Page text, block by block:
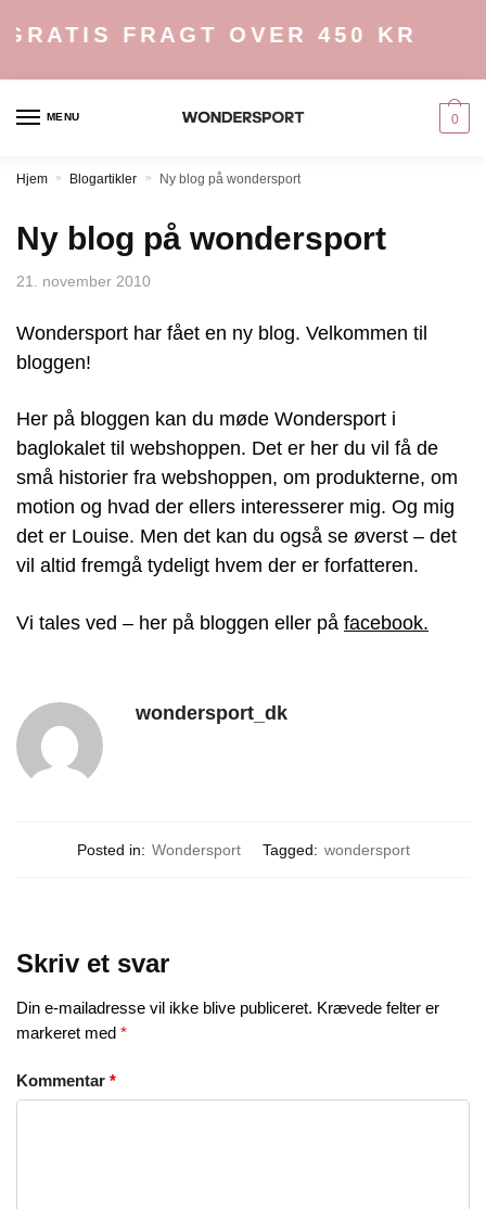
FRAGT OVER 450 KR
MENU 0
Hjem » Blogartikler » Ny blog på wondersport
Ny blog på wondersport
21. november 2010
Wondersport har fået en ny blog. Velkommen til
bloggen!
Her på bloggen kan du møde Wondersport i
baglokalet til webshoppen. Det er her du vil få de
små historier fra webshoppen, om produkterne, om
motion og hvad der ellers interesserer mig. Og mig
det er Louise. Men det kan du også se øverst – det
vil altid fremgå tydeligt hvem der er forfatteren.
Vi tales ved – her på bloggen eller på facebook.
wondersport_dk
Posted in: Wondersport Tagged: wondersport
Skriv et svar
Din e-mailadresse vil ikke blive publiceret. Krævede felter er
markeret med *
Kommentar *